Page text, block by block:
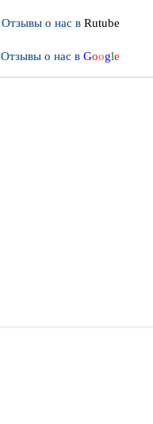
Отзывы о нас вRutube
Отзывы о нас вGoogle